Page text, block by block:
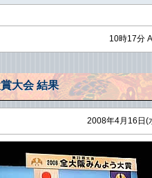
10時17分
大会 結果
2008年4月16日(